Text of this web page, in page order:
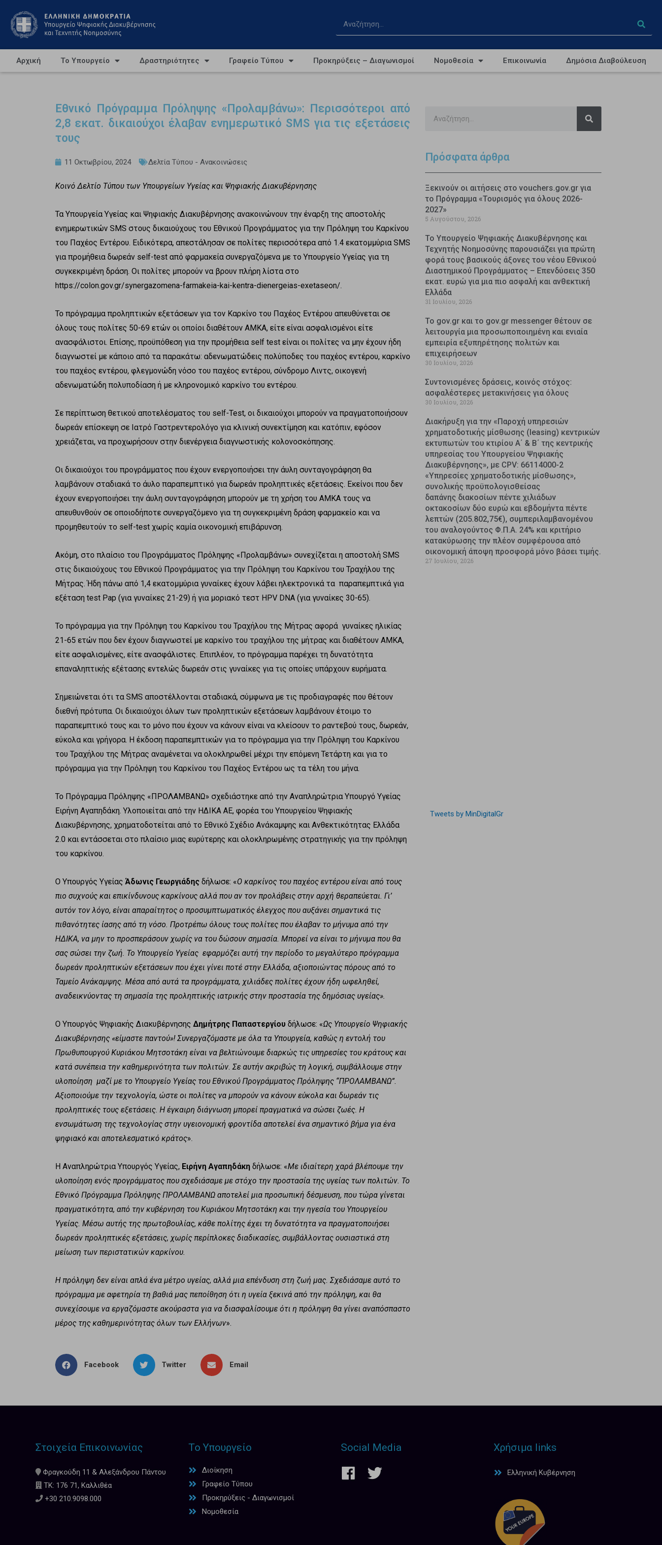
Αρχική Το Υπουργείο Δραστηριότητες Γραφείο Τύπου Προκηρύξεις – Διαγωνισμοί Νομοθεσία Επικοινωνία Δημόσια Διαβούλευση
Εθνικό Πρόγραμμα Πρόληψης «Προλαμβάνω»: Περισσότεροι από
2,8 εκατ. δικαιούχοι έλαβαν ενημερωτικό SMS για τις εξετάσεις
τους
11 Οκτωβρίου, 2024 Δελτία Τύπου - Ανακοινώσεις
Κοινό Δελτίο Τύπου των Υπουργείων Υγείας και Ψηφιακής Διακυβέρνησης
Τα Υπουργεία Υγείας και Ψηφιακής Διακυβέρνησης ανακοινώνουν την έναρξη της αποστολής
ενημερωτικών SMS στους δικαιούχους του Εθνικού Προγράμματος για την Πρόληψη του Καρκίνου
του Παχέος Εντέρου. Ειδικότερα, απεστάλησαν σε πολίτες περισσότερα από 1.4 εκατομμύρια SMS
για προμήθεια δωρεάν self-test από φαρμακεία συνεργαζόμενα με το Υπουργείο Υγείας για τη
συγκεκριμένη δράση. Οι πολίτες μπορούν να βρουν πλήρη λίστα στο
https://colon.gov.gr/synergazomena-farmakeia-kai-kentra-dienergeias-exetaseon/.
Το πρόγραμμα προληπτικών εξετάσεων για τον Καρκίνο του Παχέος Εντέρου απευθύνεται σε
όλους τους πολίτες 50-69 ετών οι οποίοι διαθέτουν ΑΜΚΑ, είτε είναι ασφαλισμένοι είτε
ανασφάλιστοι. Επίσης, προϋπόθεση για την προμήθεια self test είναι οι πολίτες να μην έχουν ήδη
διαγνωστεί με κάποιο από τα παρακάτω: αδενωματώδεις πολύποδες του παχέος εντέρου, καρκίνο
του παχέος εντέρου, φλεγμονώδη νόσο του παχέος εντέρου, σύνδρομο Λιντς, οικογενή
αδενωματώδη πολυποδίαση ή με κληρονομικό καρκίνο του εντέρου.
Σε περίπτωση θετικού αποτελέσματος του self-Test, οι δικαιούχοι μπορούν να πραγματοποιήσουν
δωρεάν επίσκεψη σε Ιατρό Γαστρεντερολόγο για κλινική συνεκτίμηση και κατόπιν, εφόσον
χρειάζεται, να προχωρήσουν στην διενέργεια διαγνωστικής κολονοσκόπησης.
Οι δικαιούχοι του προγράμματος που έχουν ενεργοποιήσει την άυλη συνταγογράφηση θα
λαμβάνουν σταδιακά το άυλο παραπεμπτικό για δωρεάν προληπτικές εξετάσεις. Εκείνοι που δεν
έχουν ενεργοποιήσει την άυλη συνταγογράφηση μπορούν με τη χρήση του ΑΜΚΑ τους να
απευθυνθούν σε οποιοδήποτε συνεργαζόμενο για τη συγκεκριμένη δράση φαρμακείο και να
προμηθευτούν το self-test χωρίς καμία οικονομική επιβάρυνση.
Ακόμη, στο πλαίσιο του Προγράμματος Πρόληψης «Προλαμβάνω» συνεχίζεται η αποστολή SMS
στις δικαιούχους του Εθνικού Προγράμματος για την Πρόληψη του Καρκίνου του Τραχήλου της
Μήτρας. Ήδη πάνω από 1,4 εκατομμύρια γυναίκες έχουν λάβει ηλεκτρονικά τα παραπεμπτικά για
εξέταση test Pap (για γυναίκες 21-29) ή για μοριακό τεστ HPV DNA (για γυναίκες 30-65).
Το πρόγραμμα για την Πρόληψη του Καρκίνου του Τραχήλου της Μήτρας αφορά γυναίκες ηλικίας
21-65 ετών που δεν έχουν διαγνωστεί με καρκίνο του τραχήλου της μήτρας και διαθέτουν ΑΜΚΑ,
είτε ασφαλισμένες, είτε ανασφάλιστες. Επιπλέον, το πρόγραμμα παρέχει τη δυνατότητα
επαναληπτικής εξέτασης εντελώς δωρεάν στις γυναίκες για τις οποίες υπάρχουν ευρήματα.
Σημειώνεται ότι τα SMS αποστέλλονται σταδιακά, σύμφωνα με τις προδιαγραφές που θέτουν
διεθνή πρότυπα. Οι δικαιούχοι όλων των προληπτικών εξετάσεων λαμβάνουν έτοιμο το
παραπεμπτικό τους και το μόνο που έχουν να κάνουν είναι να κλείσουν το ραντεβού τους, δωρεάν,
εύκολα και γρήγορα. Η έκδοση παραπεμπτικών για το πρόγραμμα για την Πρόληψη του Καρκίνου
του Τραχήλου της Μήτρας αναμένεται να ολοκληρωθεί μέχρι την επόμενη Τετάρτη και για το
πρόγραμμα για την Πρόληψη του Καρκίνου του Παχέος Εντέρου ως τα τέλη του μήνα.
Το Πρόγραμμα Πρόληψης «ΠΡΟΛΑΜΒΑΝΩ» σχεδιάστηκε από την Αναπληρώτρια Υπουργό Υγείας
Ειρήνη Αγαπηδάκη. Υλοποιείται από την ΗΔΙΚΑ ΑΕ, φορέα του Υπουργείου Ψηφιακής
Διακυβέρνησης, χρηματοδοτείται από το Εθνικό Σχέδιο Ανάκαμψης και Ανθεκτικότητας Ελλάδα
2.0 και εντάσσεται στο πλαίσιο μιας ευρύτερης και ολοκληρωμένης στρατηγικής για την πρόληψη
του καρκίνου.
Ο Υπουργός Υγείας Άδωνις Γεωργιάδης δήλωσε: «Ο καρκίνος του παχέος εντέρου είναι από τους
πιο συχνούς και επικίνδυνους καρκίνους αλλά που αν τον προλάβεις στην αρχή θεραπεύεται. Γι’
αυτόν τον λόγο, είναι απαραίτητος ο προσυμπτωματικός έλεγχος που αυξάνει σημαντικά τις
πιθανότητες ίασης από τη νόσο. Προτρέπω όλους τους πολίτες που έλαβαν το μήνυμα από την
ΗΔΙΚΑ, να μην το προσπεράσουν χωρίς να του δώσουν σημασία. Μπορεί να είναι το μήνυμα που θα
σας σώσει την ζωή. Το Υπουργείο Υγείας εφαρμόζει αυτή την περίοδο το μεγαλύτερο πρόγραμμα
δωρεάν προληπτικών εξετάσεων που έχει γίνει ποτέ στην Ελλάδα, αξιοποιώντας πόρους από το
Ταμείο Ανάκαμψης. Μέσα από αυτά τα προγράμματα, χιλιάδες πολίτες έχουν ήδη ωφεληθεί,
αναδεικνύοντας τη σημασία της προληπτικής ιατρικής στην προστασία της δημόσιας υγείας».
Ο Υπουργός Ψηφιακής Διακυβέρνησης Δημήτρης Παπαστεργίου δήλωσε: «Ως Υπουργείο Ψηφιακής
Διακυβέρνησης «είμαστε παντού»! Συνεργαζόμαστε με όλα τα Υπουργεία, καθώς η εντολή του
Πρωθυπουργού Κυριάκου Μητσοτάκη είναι να βελτιώνουμε διαρκώς τις υπηρεσίες του κράτους και
κατά συνέπεια την καθημερινότητα των πολιτών. Σε αυτήν ακριβώς τη λογική, συμβάλλουμε στην
υλοποίηση μαζί με το Υπουργείο Υγείας του Εθνικού Προγράμματος Πρόληψης “ΠΡΟΛΑΜΒΑΝΩ”.
Αξιοποιούμε την τεχνολογία, ώστε οι πολίτες να μπορούν να κάνουν εύκολα και δωρεάν τις
προληπτικές τους εξετάσεις. Η έγκαιρη διάγνωση μπορεί πραγματικά να σώσει ζωές. Η
ενσωμάτωση της τεχνολογίας στην υγειονομική φροντίδα αποτελεί ένα σημαντικό βήμα για ένα
ψηφιακό και αποτελεσματικό κράτος».
Η Αναπληρώτρια Υπουργός Υγείας, Ειρήνη Αγαπηδάκη δήλωσε: «Με ιδιαίτερη χαρά βλέπουμε την
υλοποίηση ενός προγράμματος που σχεδιάσαμε με στόχο την προστασία της υγείας των πολιτών. Το
Εθνικό Πρόγραμμα Πρόληψης ΠΡΟΛΑΜΒΑΝΩ αποτελεί μια προσωπική δέσμευση, που τώρα γίνεται
πραγματικότητα, από την κυβέρνηση του Κυριάκου Μητσοτάκη και την ηγεσία του Υπουργείου
Υγείας. Μέσω αυτής της πρωτοβουλίας, κάθε πολίτης έχει τη δυνατότητα να πραγματοποιήσει
δωρεάν προληπτικές εξετάσεις, χωρίς περίπλοκες διαδικασίες, συμβάλλοντας ουσιαστικά στη
μείωση των περιστατικών καρκίνου.
Η πρόληψη δεν είναι απλά ένα μέτρο υγείας, αλλά μια επένδυση στη ζωή μας. Σχεδιάσαμε αυτό το
πρόγραμμα με αφετηρία τη βαθιά μας πεποίθηση ότι η υγεία ξεκινά από την πρόληψη, και θα
συνεχίσουμε να εργαζόμαστε ακούραστα για να διασφαλίσουμε ότι η πρόληψη θα γίνει αναπόσπαστο
μέρος της καθημερινότητας όλων των Ελλήνων».
Facebook Twitter Email
Πρόσφατα άρθρα
Ξεκινούν οι αιτήσεις στο vouchers.gov.gr για
το Πρόγραμμα «Τουρισμός για όλους 2026-
2027»
5 Αυγούστου, 2026
Το Υπουργείο Ψηφιακής Διακυβέρνησης και
Τεχνητής Νοημοσύνης παρουσιάζει για πρώτη
φορά τους βασικούς άξονες του νέου Εθνικού
Διαστημικού Προγράμματος – Επενδύσεις 350
εκατ. ευρώ για μια πιο ασφαλή και ανθεκτική
Ελλάδα
31 Ιουλίου, 2026
Το gov.gr και το gov.gr messenger θέτουν σε
λειτουργία μια προσωποποιημένη και ενιαία
εμπειρία εξυπηρέτησης πολιτών και
επιχειρήσεων
30 Ιουλίου, 2026
Συντονισμένες δράσεις, κοινός στόχος:
ασφαλέστερες μετακινήσεις για όλους
30 Ιουλίου, 2026
Διακήρυξη για την «Παροχή υπηρεσιών
χρηματοδοτικής μίσθωσης (leasing) κεντρικών
εκτυπωτών του κτιρίου Α΄ & Β΄ της κεντρικής
υπηρεσίας του Υπουργείου Ψηφιακής
Διακυβέρνησης», με CPV: 66114000-2
«Υπηρεσίες χρηματοδοτικής μίσθωσης»,
συνολικής προϋπολογισθείσας
δαπάνης διακοσίων πέντε χιλιάδων
οκτακοσίων δύο ευρώ και εβδομήντα πέντε
λεπτών (205.802,75€), συμπεριλαμβανομένου
του αναλογούντος Φ.Π.Α. 24% και κριτήριο
κατακύρωσης την πλέον συμφέρουσα από
οικονομική άποψη προσφορά μόνο βάσει τιμής.
27 Ιουλίου, 2026
Tweets by MinDigitalGr
Στοιχεία Επικοινωνίας
Φραγκούδη 11 & Αλεξάνδρου Πάντου
ΤΚ: 176 71, Καλλιθέα
+30 210.9098.000
Το Υπουργείο
Διοίκηση
Γραφείο Τύπου
Προκηρύξεις - Διαγωνισμοί
Νομοθεσία
Social Media Χρήσιμα links
Ελληνική Κυβέρνηση